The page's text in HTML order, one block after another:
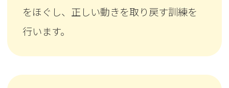
をほぐし、正しい動きを取り戻す訓練を
行います。